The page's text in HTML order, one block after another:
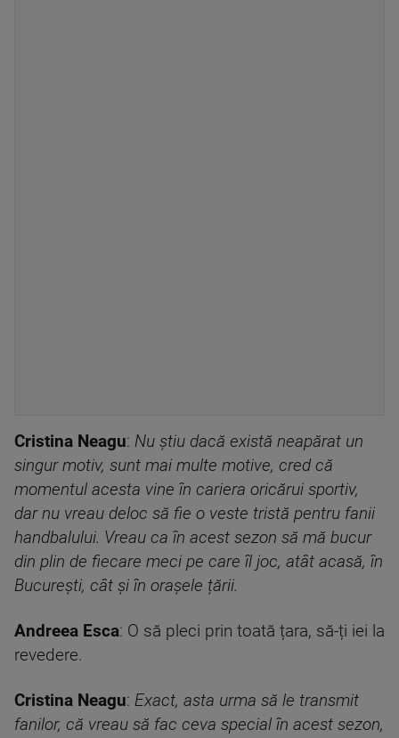
Cristina Neagu: Nu știu dacă există neapărat un
singur motiv, sunt mai multe motive, cred că
momentul acesta vine în cariera oricărui sportiv,
dar nu vreau deloc să fie o veste tristă pentru fanii
handbalului. Vreau ca în acest sezon să mă bucur
din plin de fiecare meci pe care îl joc, atât acasă, în
București, cât și în orașele țării.
Andreea Esca: O să pleci prin toată țara, să-ți iei la
revedere.
Cristina Neagu: Exact, asta urma să le transmit
fanilor, că vreau să fac ceva special în acest sezon,